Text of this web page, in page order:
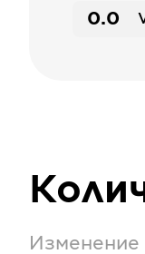
0.0
Изменение